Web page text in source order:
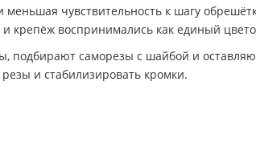
чувствительность к шагу
крепёж воспринимались как единый
подбирают саморезы с шайбой и
и стабилизировать кромки.